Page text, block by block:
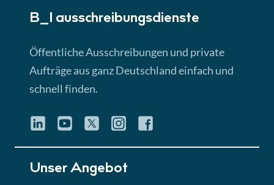
Lektion 3
► 4:31 Min
Quiz
Eignung im Vergabeverfahren
B_I ausschreibungs­dienste
Öffentliche Ausschreibungen und private
Aufträge aus ganz Deutschland einfach und
schnell finden.
Unser Angebot